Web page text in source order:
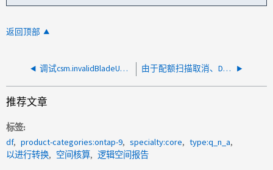
返回顶部
调试csm.invalidBladeUUID 由于配额扫描取消、DF输出报告利用率不正确
推荐文章
标签
df
product-categories:ontap-9 specialty:core
type:q_n_a
以进行转换
空间核算 逻辑空间报告